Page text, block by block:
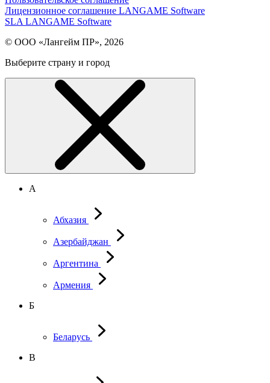
Лицензионное соглашение LANGAME Software
SLA LANGAME Software
© ООО «Лангейм ПР», 2026
Выберите страну и город
А
Абхазия
Азербайджан
Аргентина
Армения
Б
Беларусь
В